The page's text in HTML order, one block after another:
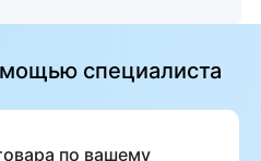
специалиста
по вашему